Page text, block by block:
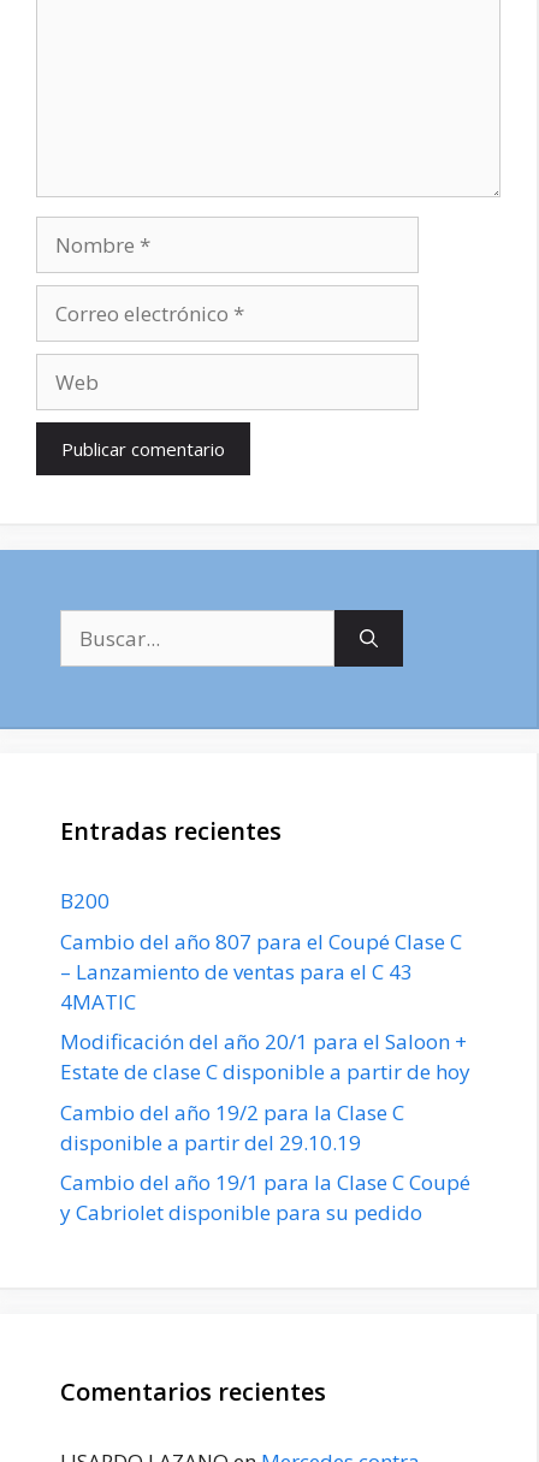
electrónico
Entradas recientes
B200
Cambio del año 807 para el Coupé Clase C
– Lanzamiento de ventas para el C 43
4MATIC
Modificación del año 20/1 para el Saloon +
Estate de clase C disponible a partir de hoy
Cambio del año 19/2 para la Clase C
disponible a partir del 29.10.19
Cambio del año 19/1 para la Clase C Coupé
y Cabriolet disponible para su pedido
Comentarios recientes